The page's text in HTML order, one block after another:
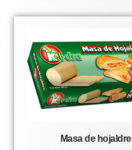
Masa de hojaldre